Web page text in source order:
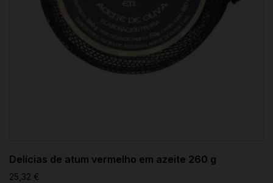
Delícias de atum vermelho em azeite 260 g
25,32 €